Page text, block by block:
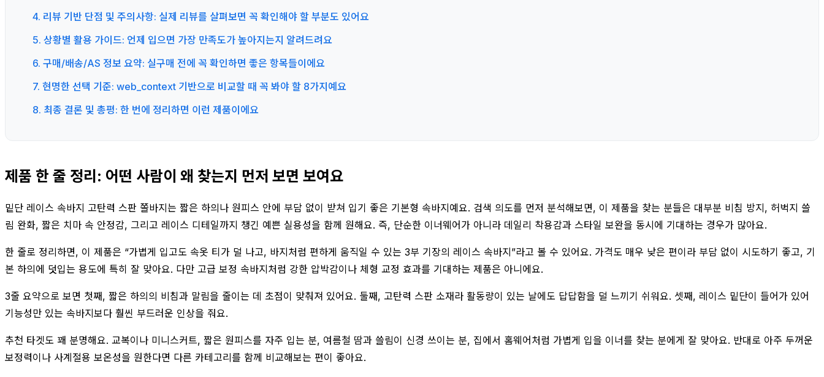
4. 리뷰 기반 단점 및 주의사항: 실제 리뷰를 살펴보면 꼭 확인해야 할 부분도 있어요
5. 상황별 활용 가이드: 언제 입으면 가장 만족도가 높아지는지 알려드려요
6. 구매/배송/AS 정보 요약: 실구매 전에 꼭 확인하면 좋은 항목들이에요
7. 현명한 선택 기준: web_context 기반으로 비교할 때 꼭 봐야 할 8가지예요
8. 최종 결론 및 총평: 한 번에 정리하면 이런 제품이에요
제품 한 줄 정리: 어떤 사람이 왜 찾는지 먼저 보면 보여요
밑단 레이스 속바지 고탄력 스판 쫄바지는 짧은 하의나 원피스 안에 부담 없이 받쳐 입기 좋은 기본형 속바지예요. 검색 의도를 먼저 분석해보면, 이 제품을 찾는 분들은 대부분 비침 방지, 허벅지 쓸
림 완화, 짧은 치마 속 안정감, 그리고 레이스 디테일까지 챙긴 예쁜 실용성을 함께 원해요. 즉, 단순한 이너웨어가 아니라 데일리 착용감과 스타일 보완을 동시에 기대하는 경우가 많아요.
한 줄로 정리하면, 이 제품은 “가볍게 입고도 속옷 티가 덜 나고, 바지처럼 편하게 움직일 수 있는 3부 기장의 레이스 속바지”라고 볼 수 있어요. 가격도 매우 낮은 편이라 부담 없이 시도하기 좋고, 기
본 하의에 덧입는 용도에 특히 잘 맞아요. 다만 고급 보정 속바지처럼 강한 압박감이나 체형 교정 효과를 기대하는 제품은 아니에요.
3줄 요약으로 보면 첫째, 짧은 하의의 비침과 말림을 줄이는 데 초점이 맞춰져 있어요. 둘째, 고탄력 스판 소재라 활동량이 있는 날에도 답답함을 덜 느끼기 쉬워요. 셋째, 레이스 밑단이 들어가 있어
기능성만 있는 속바지보다 훨씬 부드러운 인상을 줘요.
추천 타겟도 꽤 분명해요. 교복이나 미니스커트, 짧은 원피스를 자주 입는 분, 여름철 땀과 쓸림이 신경 쓰이는 분, 집에서 홈웨어처럼 가볍게 입을 이너를 찾는 분에게 잘 맞아요. 반대로 아주 두꺼운
보정력이나 사계절용 보온성을 원한다면 다른 카테고리를 함께 비교해보는 편이 좋아요.